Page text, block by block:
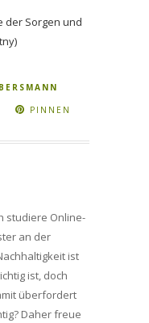
der Sorgen und
PINNEN
studiere Online-
an der
ist
ist, doch
überfordert
Daher freue